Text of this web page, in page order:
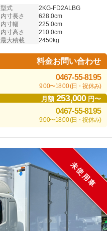
型式
2KG-FD2ALBG
内寸長さ
628.0cm
内寸幅
225.0cm
内寸高さ
210.0cm
最大積載
2450kg
料金お問い合わせ
0467-55-8195
9:00〜18:00 (日・祝休み)
月額253,000円〜
0467-55-8195
9:00〜18:00 (日・祝休み)
未使用車